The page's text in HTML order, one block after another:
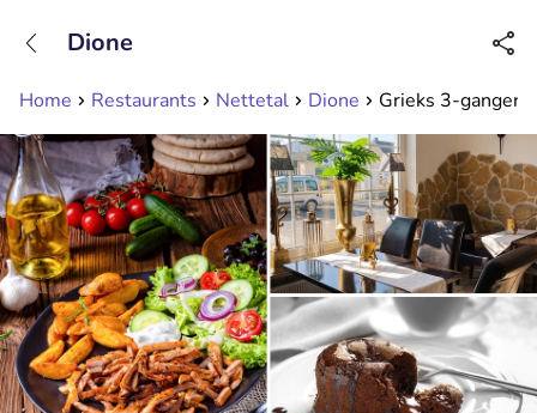
Available until 23:00
Home Restaurants Nettetal Dione Grieks 3-gangen
Dione